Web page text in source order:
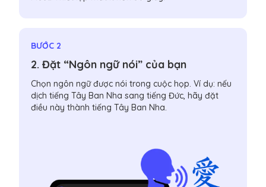
BƯỚC 2
2. Đặt “Ngôn ngữ nói” của bạn
Chọn ngôn ngữ được nói trong cuộc họp. Ví dụ: nếu
dịch tiếng Tây Ban Nha sang tiếng Đức, hãy đặt
điều này thành tiếng Tây Ban Nha.